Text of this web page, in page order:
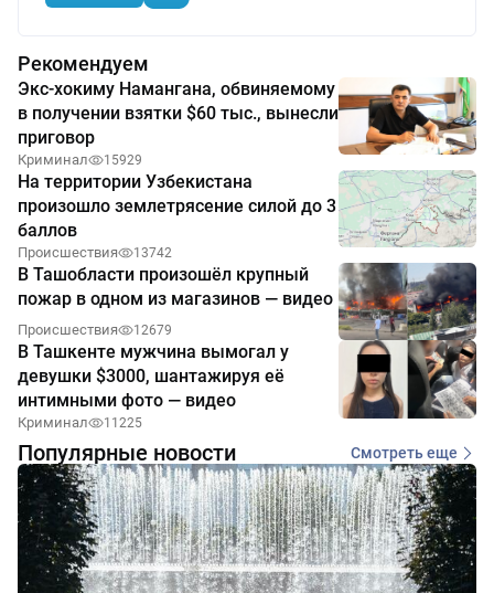
Рекомендуем
Экс-хокиму Намангана, обвиняемому
в получении взятки $60 тыс., вынесли
приговор
Криминал 15929
На территории Узбекистана
произошло землетрясение силой до 3
баллов
Происшествия 13742
В Ташобласти произошёл крупный
пожар в одном из магазинов — видео
Происшествия 12679
В Ташкенте мужчина вымогал у
девушки $3000, шантажируя её
интимными фото — видео
Криминал 11225
Популярные новости Смотреть еще